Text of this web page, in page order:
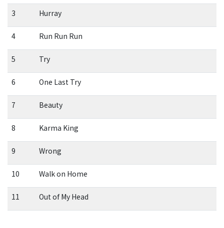
3 Hurray
4 Run Run Run
5 Try
6 One Last Try
7 Beauty
8 Karma King
9 Wrong
10 Walk on Home
11 Out of My Head